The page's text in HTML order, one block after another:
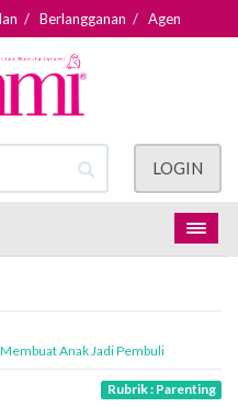
/ Berlangganan / Agen
LOGIN
Anak Jadi Pembuli
Rubrik : Parenting